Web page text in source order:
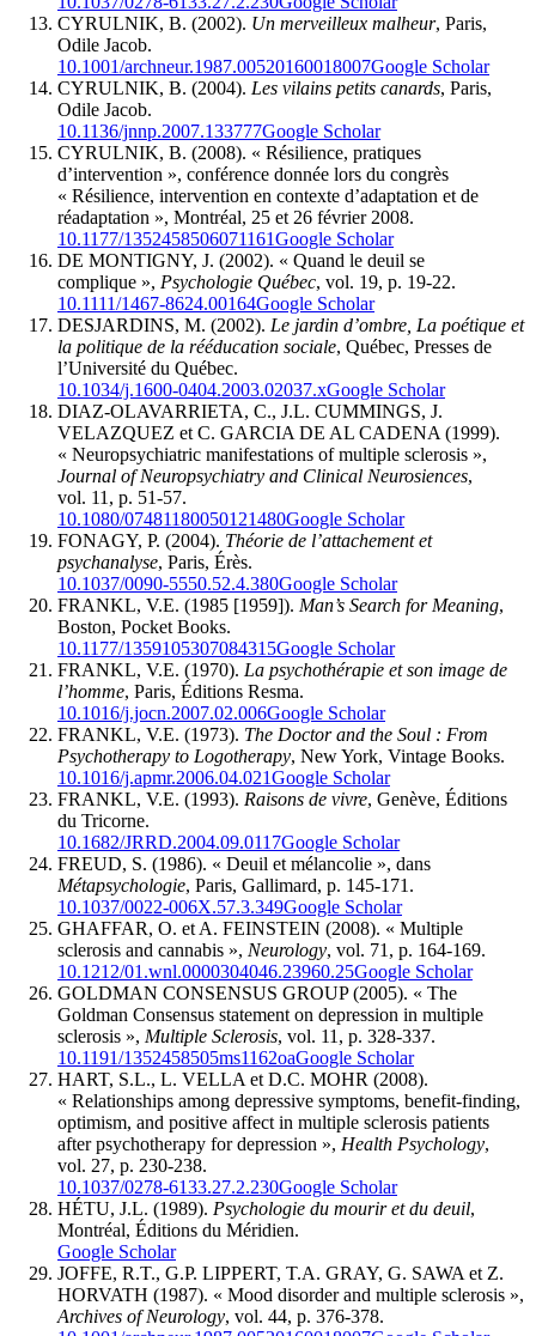
CYRULNIK, B. (2002). Un merveilleux malheur, Paris,
Odile Jacob.
10.1001/archneur.1987.00520160018007Google Scholar
CYRULNIK, B. (2004). Les vilains petits canards, Paris,
Odile Jacob.
10.1136/jnnp.2007.133777Google Scholar
CYRULNIK, B. (2008). « Résilience, pratiques
d’intervention », conférence donnée lors du congrès
« Résilience, intervention en contexte d’adaptation et de
réadaptation », Montréal, 25 et 26 février 2008.
10.1177/1352458506071161Google Scholar
DE MONTIGNY, J. (2002). « Quand le deuil se
complique », Psychologie Québec, vol. 19, p. 19-22.
10.1111/1467-8624.00164Google Scholar
DESJARDINS, M. (2002). Le jardin d’ombre, La poétique et
la politique de la rééducation sociale, Québec, Presses de
l’Université du Québec.
10.1034/j.1600-0404.2003.02037.xGoogle Scholar
DIAZ-OLAVARRIETA, C., J.L. CUMMINGS, J.
VELAZQUEZ et C. GARCIA DE AL CADENA (1999).
« Neuropsychiatric manifestations of multiple sclerosis »,
Journal of Neuropsychiatry and Clinical Neurosiences,
vol. 11, p. 51-57.
10.1080/07481180050121480Google Scholar
FONAGY, P. (2004). Théorie de l’attachement et
psychanalyse, Paris, Érès.
10.1037/0090-5550.52.4.380Google Scholar
FRANKL, V.E. (1985 [1959]). Man’s Search for Meaning,
Boston, Pocket Books.
10.1177/1359105307084315Google Scholar
FRANKL, V.E. (1970). La psychothérapie et son image de
l’homme, Paris, Éditions Resma.
10.1016/j.jocn.2007.02.006Google Scholar
FRANKL, V.E. (1973). The Doctor and the Soul : From
Psychotherapy to Logotherapy, New York, Vintage Books.
10.1016/j.apmr.2006.04.021Google Scholar
FRANKL, V.E. (1993). Raisons de vivre, Genève, Éditions
du Tricorne.
10.1682/JRRD.2004.09.0117Google Scholar
FREUD, S. (1986). « Deuil et mélancolie », dans
Métapsychologie, Paris, Gallimard, p. 145-171.
10.1037/0022-006X.57.3.349Google Scholar
GHAFFAR, O. et A. FEINSTEIN (2008). « Multiple
sclerosis and cannabis », Neurology, vol. 71, p. 164-169.
10.1212/01.wnl.0000304046.23960.25Google Scholar
GOLDMAN CONSENSUS GROUP (2005). « The
Goldman Consensus statement on depression in multiple
sclerosis », Multiple Sclerosis, vol. 11, p. 328-337.
10.1191/1352458505ms1162oaGoogle Scholar
HART, S.L., L. VELLA et D.C. MOHR (2008).
« Relationships among depressive symptoms, benefit-finding,
optimism, and positive affect in multiple sclerosis patients
after psychotherapy for depression », Health Psychology,
vol. 27, p. 230-238.
10.1037/0278-6133.27.2.230Google Scholar
HÉTU, J.L. (1989). Psychologie du mourir et du deuil,
Montréal, Éditions du Méridien.
Google Scholar
JOFFE, R.T., G.P. LIPPERT, T.A. GRAY, G. SAWA et Z.
HORVATH (1987). « Mood disorder and multiple sclerosis »,
Archives of Neurology, vol. 44, p. 376-378.